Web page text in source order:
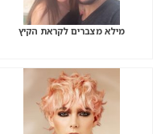
מילא מצברים לקראת הקיץ